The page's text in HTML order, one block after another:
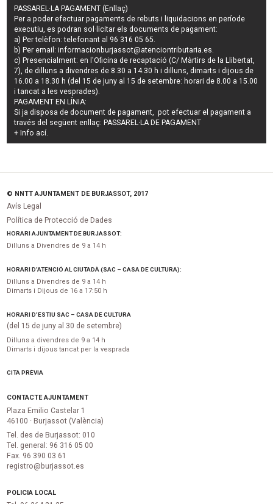
PASSAREL·LA PAGAMENT (Enllaç)
Per a poder efectuar pagaments derebuts i liquidacions en període
executiu, es podran sol·licitar els documents de pagament:
a) Per telèfon: telefonant al 96 316 05 65.
b) Per email:informacionburjassot@atenciontributaria.es.
c) Presencialment: en l'Oficina de recaptació (C/ Màrtirs de la Llibertat,
7), de dilluns a divendres de 8.30 a 14.30 h i dilluns, dimarts i dijous de
16.00 a 18.30 h (del 15 de juny al 15 de setembre: horari de 8.00 a 15.00
i tancat a les vesprades).
PAGAMENT EN LÍNIA:
Si ja disposa de document de pagament, pot efectuar el pagament a
través del següent enllaç: PASSAREL·LA DE PAGAMENT
+ Info ací.
© NNTT AJUNTAMENT DE BURJASSOT, 2017
Avís Legal
Política de Protecció de Dades
HORARI AJUNTAMENT DE BURJASSOT:
Dilluns a Divendres de 9 a 14 h
HORARI D’ATENCIÓ AL CIUTADÀ (SAC – CASA DE CULTURA):
Dilluns a Divendres de 9 a 14 h
Dimarts i Dijous de 16 a 17:50 h
HORARI D’ESTIU SAC – CASA DE CULTURA
(del 15 de juny al 30 de setembre)
Dilluns a divendres de 9 a 14 h
Dimarts i dijous tancat per la vesprada
CITA PRÈVIA
CONTACTE AJUNTAMENT
Plaza Emilio Castelar 1
46100 · Burjassot (València)
Tel. des de Burjassot: 010
Tel. general: 96 316 05 00
Fax. 96 390 03 61
registro@burjassot.es
POLICIA LOCAL